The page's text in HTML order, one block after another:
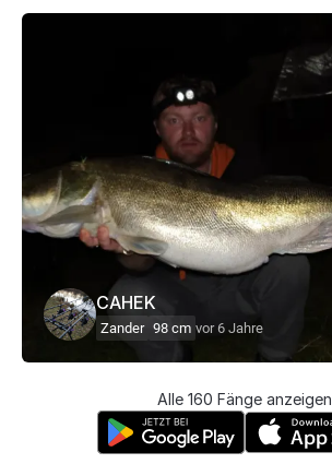
CAHEK
Zander 98 cm vor 6 Jahre
Alle 160 Fänge anzeigen